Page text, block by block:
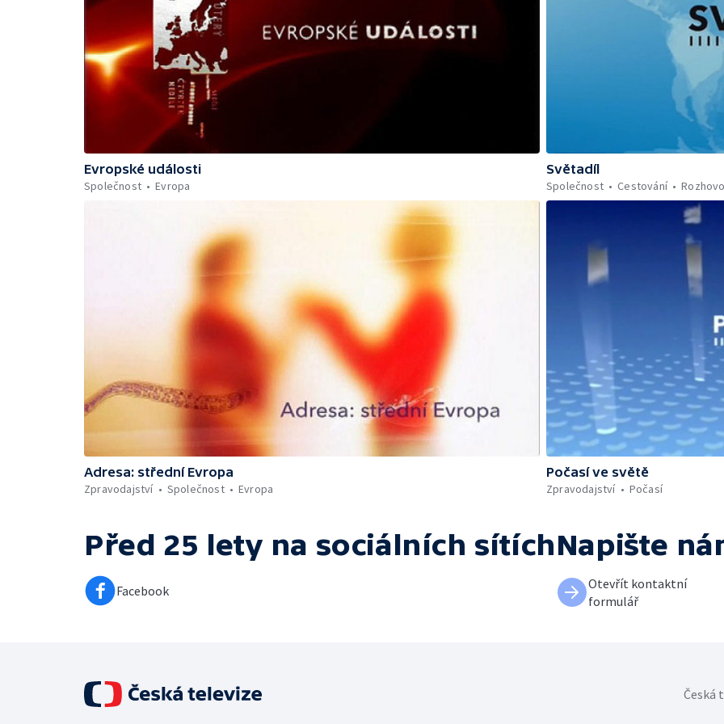
Evropské události
Společnost
Evropa
Světadíl
Společnost
Cestování
Adresa: střední Evropa
Zpravodajství
Společnost Evropa
Počasí ve světě
Zpravodajství
Počasí
Před 25 lety na sociálních sítích
Facebook
Napište
Otevřít kontaktní
formulář
Česká